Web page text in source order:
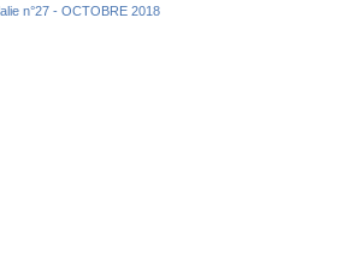
n°27 - OCTOBRE 2018